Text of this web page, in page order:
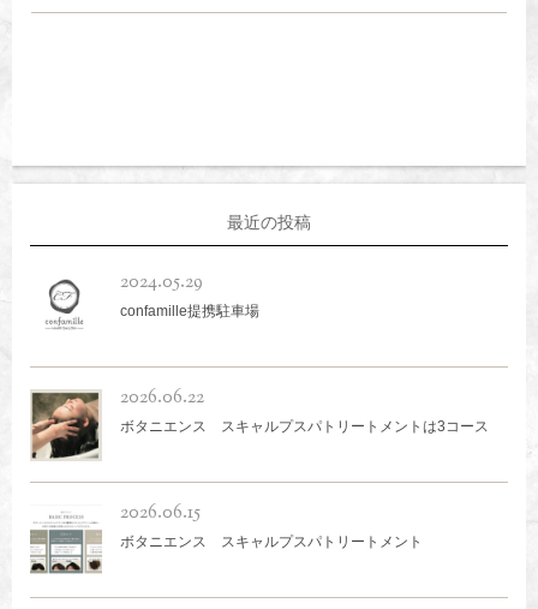
最近の投稿
2024.05.29
confamille提携駐車場
2026.06.22
ボタニエンス スキャルプスパトリートメントは3コース
2026.06.15
ボタニエンス スキャルプスパトリートメント